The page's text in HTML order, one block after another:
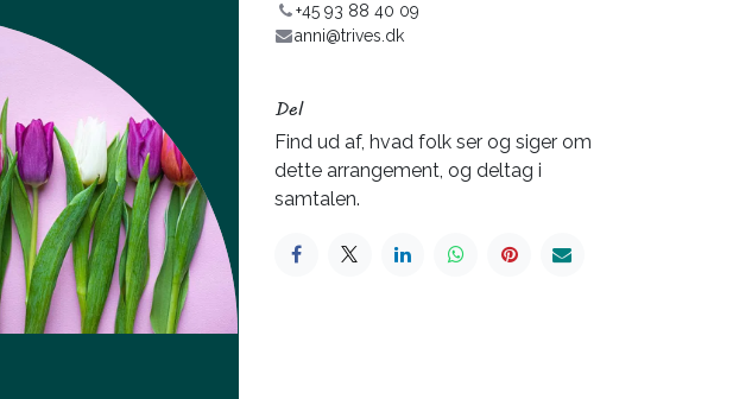
+45 93 88 40 09
anni@trives.dk
Del
Find ud af, hvad folk ser og siger om
dette arrangement, og deltag i
samtalen.